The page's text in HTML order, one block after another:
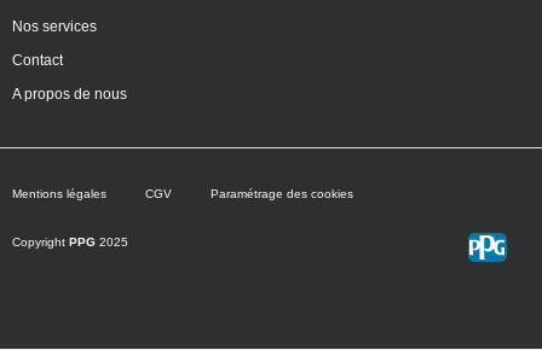
Nos services
Contact
A propos de nous
Mentions légales CGV Paramétrage des cookies
Copyright PPG 2025